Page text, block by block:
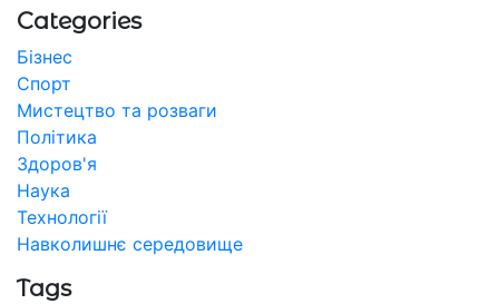
Categories
Бізнес
Спорт
Мистецтво та розваги
Політика
Здоров'я
Наука
Технології
Навколишнє середовище
Tags